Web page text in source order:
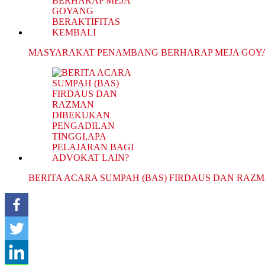
MASYARAKAT PENAMBANG BERHARAP MEJA
BERITA ACARA SUMPAH (BAS) FIRDAUS DAN